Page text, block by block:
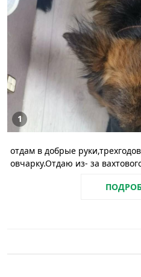
1
отдам в добрые
овчарку.Отдаю из- за